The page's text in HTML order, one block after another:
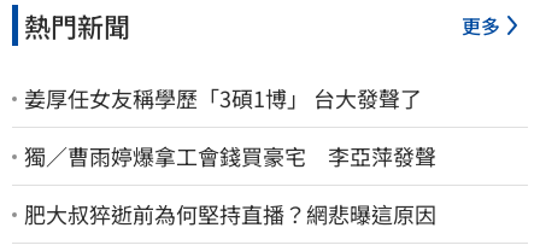
熱門新聞 更多
姜厚任女友稱學歷「3碩1博」 台大發聲了
獨／曹雨婷爆拿工會錢買豪宅 李亞萍發聲
肥大叔猝逝前為何堅持直播？網悲曝這原因